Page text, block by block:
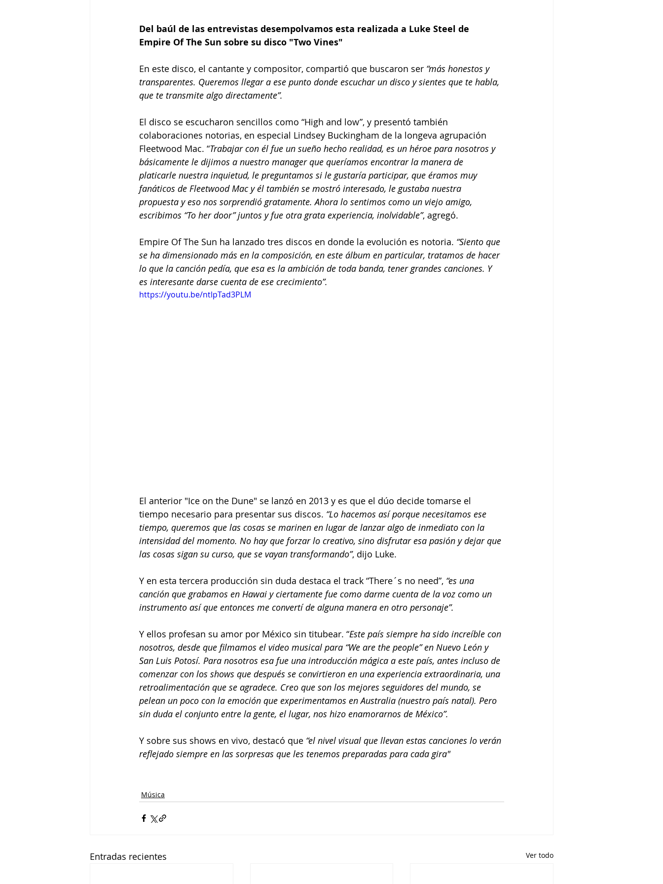
Del baúl de las entrevistas desempolvamos esta realizada a Luke Steel de
Empire Of The Sun sobre su disco "Two Vines"
En este disco, el cantante y compositor, compartió que buscaron ser “más honestos y
transparentes. Queremos llegar a ese punto donde escuchar un disco y sientes que te habla,
que te transmite algo directamente”.
El disco se escucharon sencillos como “High and low”, y presentó también
colaboraciones notorias, en especial Lindsey Buckingham de la longeva agrupación
Fleetwood Mac. “Trabajar con él fue un sueño hecho realidad, es un héroe para nosotros y
básicamente le dijimos a nuestro manager que queríamos encontrar la manera de
platicarle nuestra inquietud, le preguntamos si le gustaría participar, que éramos muy
fanáticos de Fleetwood Mac y él también se mostró interesado, le gustaba nuestra
propuesta y eso nos sorprendió gratamente. Ahora lo sentimos como un viejo amigo,
escribimos “To her door” juntos y fue otra grata experiencia, inolvidable”, agregó.
Empire Of The Sun ha lanzado tres discos en donde la evolución es notoria. “Siento que
se ha dimensionado más en la composición, en este álbum en particular, tratamos de hacer
lo que la canción pedía, que esa es la ambición de toda banda, tener grandes canciones. Y
es interesante darse cuenta de ese crecimiento”.
https://youtu.be/ntlpTad3PLM
El anterior "Ice on the Dune" se lanzó en 2013 y es que el dúo decide tomarse el
tiempo necesario para presentar sus discos. “Lo hacemos así porque necesitamos ese
tiempo, queremos que las cosas se marinen en lugar de lanzar algo de inmediato con la
intensidad del momento. No hay que forzar lo creativo, sino disfrutar esa pasión y dejar que
las cosas sigan su curso, que se vayan transformando”, dijo Luke.
Y en esta tercera producción sin duda destaca el track “There´s no need”, “es una
canción que grabamos en Hawai y ciertamente fue como darme cuenta de la voz como un
instrumento así que entonces me convertí de alguna manera en otro personaje”.
Y ellos profesan su amor por México sin titubear. “Este país siempre ha sido increíble con
nosotros, desde que filmamos el video musical para “We are the people” en Nuevo León y
San Luis Potosí. Para nosotros esa fue una introducción mágica a este país, antes incluso de
comenzar con los shows que después se convirtieron en una experiencia extraordinaria, una
retroalimentación que se agradece. Creo que son los mejores seguidores del mundo, se
pelean un poco con la emoción que experimentamos en Australia (nuestro país natal). Pero
sin duda el conjunto entre la gente, el lugar, nos hizo enamorarnos de México”.
Y sobre sus shows en vivo, destacó que “el nivel visual que llevan estas canciones lo verán
reflejado siempre en las sorpresas que les tenemos preparadas para cada gira"
Música
Entradas recientes Ver todo